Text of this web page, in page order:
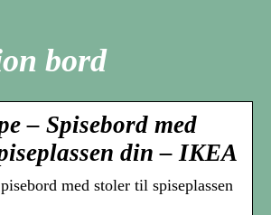
bord
– Spisebord med
din – IKEA
med stoler til spiseplassen